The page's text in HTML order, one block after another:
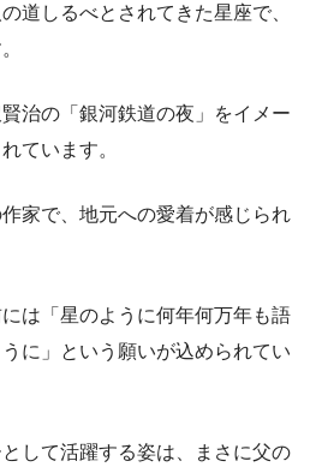
道しるべとされてきた星座で、
治の「銀河鉄道の夜」をイメー
ています。
家で、地元への愛着が感じられ
は「星のように何年何万年も語
に」という願いが込められてい
して活躍する姿は、まさに父の